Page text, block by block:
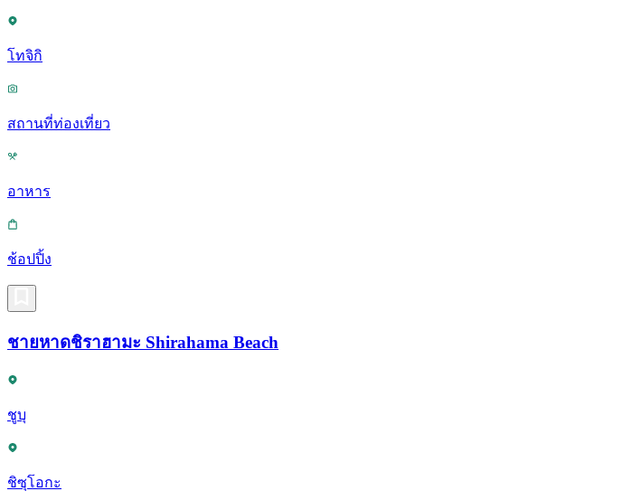
โทจิกิ
สถานที่ท่องเที่ยว
อาหาร
ช้อปปิ้ง
ชายหาดชิราฮามะ Shirahama Beach
ชูบุ
ชิซุโอกะ